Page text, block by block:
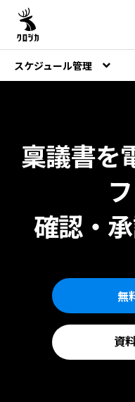
スケジュール管理
稟議書を
確認・
無
資